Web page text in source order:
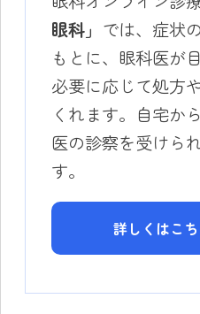
眼科」 では、症状
もとに、眼科医が
必要に応じて処方
くれます。自宅か
医の診察を受けら
す。
詳しくはこ